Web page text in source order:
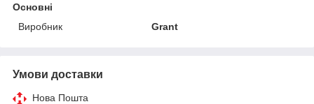
Основні
Виробник
Grant
Умови доставки
Нова Пошта